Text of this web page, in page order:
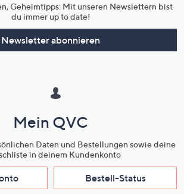
Geheimtipps: Mit unseren Newslettern bist
du immer up to date!
Newsletter abonnieren
Mein QVC
Daten und Bestellungen sowie deine
in deinem Kundenkonto
Bestell-Status